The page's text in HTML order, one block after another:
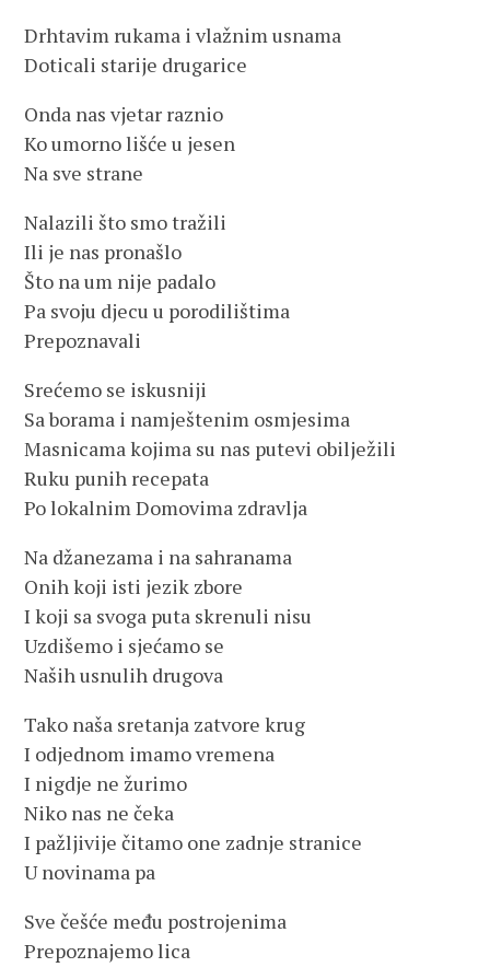
Drhtavim rukama i vlažnim usnama
Doticali starije drugarice
Onda nas vjetar raznio
Ko umorno lišće u jesen
Na sve strane
Nalazili što smo tražili
Ili je nas pronašlo
Što na um nije padalo
Pa svoju djecu u porodilištima
Prepoznavali
Srećemo se iskusniji
Sa borama i namještenim osmjesima
Masnicama kojima su nas putevi obilježili
Ruku punih recepata
Po lokalnim Domovima zdravlja
Na džanezama i na sahranama
Onih koji isti jezik zbore
I koji sa svoga puta skrenuli nisu
Uzdišemo i sjećamo se
Naših usnulih drugova
Tako naša sretanja zatvore krug
I odjednom imamo vremena
I nigdje ne žurimo
Niko nas ne čeka
I pažljivije čitamo one zadnje stranice
U novinama pa
Sve češće među postrojenima
Prepoznajemo lica